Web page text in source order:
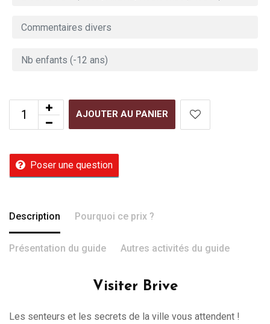
AJOUTER AU PANIER
Poser une question
Description Pourquoi ce prix ?
Présentation du guide Autres activités du guide
Visiter Brive
Les senteurs et les secrets de la ville vous attendent !